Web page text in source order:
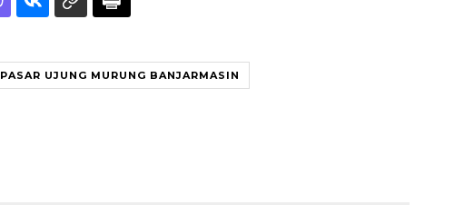
PASAR UJUNG MURUNG BANJARMASIN